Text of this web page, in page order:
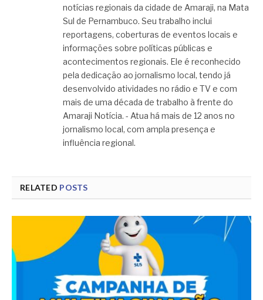
notícias regionais da cidade de Amaraji, na Mata
Sul de Pernambuco. Seu trabalho inclui
reportagens, coberturas de eventos locais e
informações sobre políticas públicas e
acontecimentos regionais. Ele é reconhecido
pela dedicação ao jornalismo local, tendo já
desenvolvido atividades no rádio e TV e com
mais de uma década de trabalho à frente do
Amaraji Notícia. - Atua há mais de 12 anos no
jornalismo local, com ampla presença e
influência regional.
RELATED POSTS